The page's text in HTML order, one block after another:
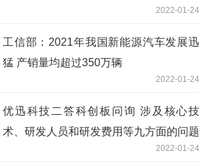
2022-01-24
工信部：2021年我国新能源汽车发展迅
猛 产销量均超过350万辆
2022-01-24
优迅科技二答科创板问询 涉及核心技
术、研发人员和研发费用等九方面的问题
2022-01-24